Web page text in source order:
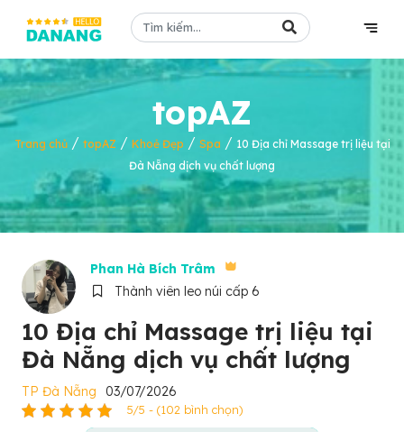
topAZ
Trang chủ/ topAZ / Khoẻ Đẹp / Spa / 10 Địa chỉ Massage trị liệu tại
Đà Nẵng dịch vụ chất lượng
Phan Hà Bích Trâm
Thành viên leo núi cấp 6
10 Địa chỉ Massage trị liệu tại
Đà Nẵng dịch vụ chất lượng
TP Đà Nẵng 03/07/2026
5/5 - (102 bình chọn)